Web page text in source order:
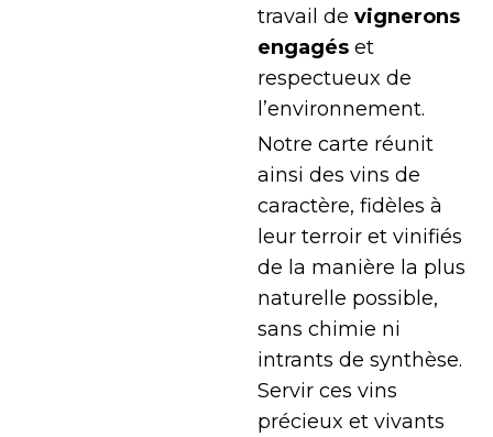
travail de vignerons
engagés et
respectueux de
l’environnement.
Notre carte réunit
ainsi des vins de
caractère, fidèles à
leur terroir et vinifiés
de la manière la plus
naturelle possible,
sans chimie ni
intrants de synthèse.
Servir ces vins
précieux et vivants